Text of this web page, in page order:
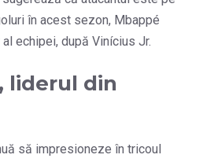
în acest sezon, Mbappé
echipei, după Vinícius Jr.
liderul din
să impresioneze în tricoul